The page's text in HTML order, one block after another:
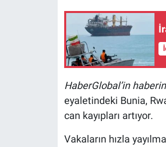
HaberGlobal’in
eyaletindeki Bunia,
can kayıpları artıyor.
Vakaların hızla